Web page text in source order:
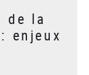
de la
enjeux